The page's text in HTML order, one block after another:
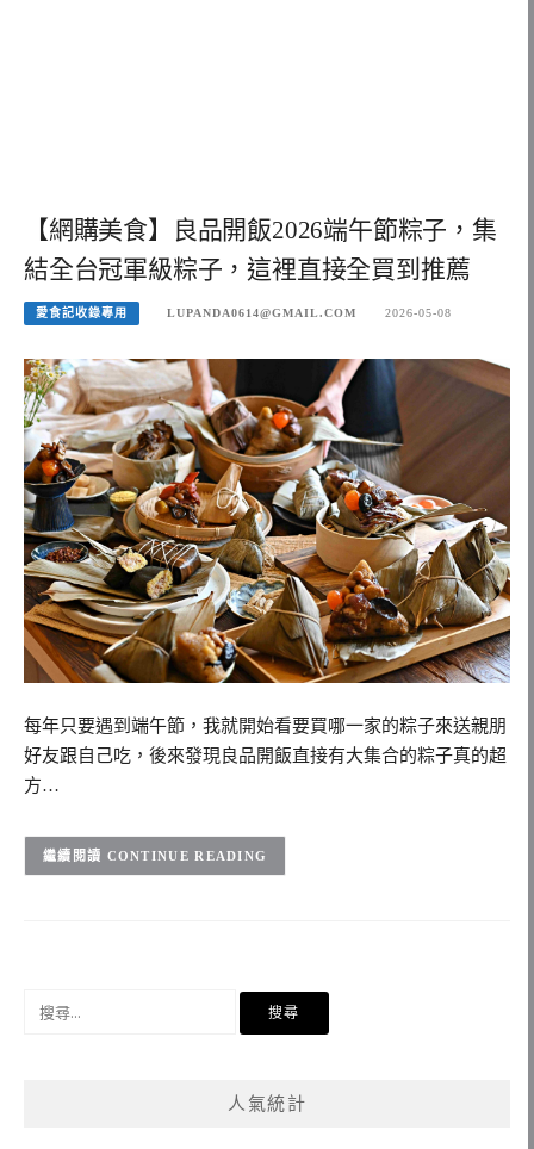
【網購美食】良品開飯2026端午節粽子，集
結全台冠軍級粽子，這裡直接全買到推薦
愛食記收錄專用 LUPANDA0614@GMAIL.COM 2026-05-08
每年只要遇到端午節，我就開始看要買哪一家的粽子來送親朋
好友跟自己吃，後來發現良品開飯直接有大集合的粽子真的超
方…
CONTINUE READING
人氣統計